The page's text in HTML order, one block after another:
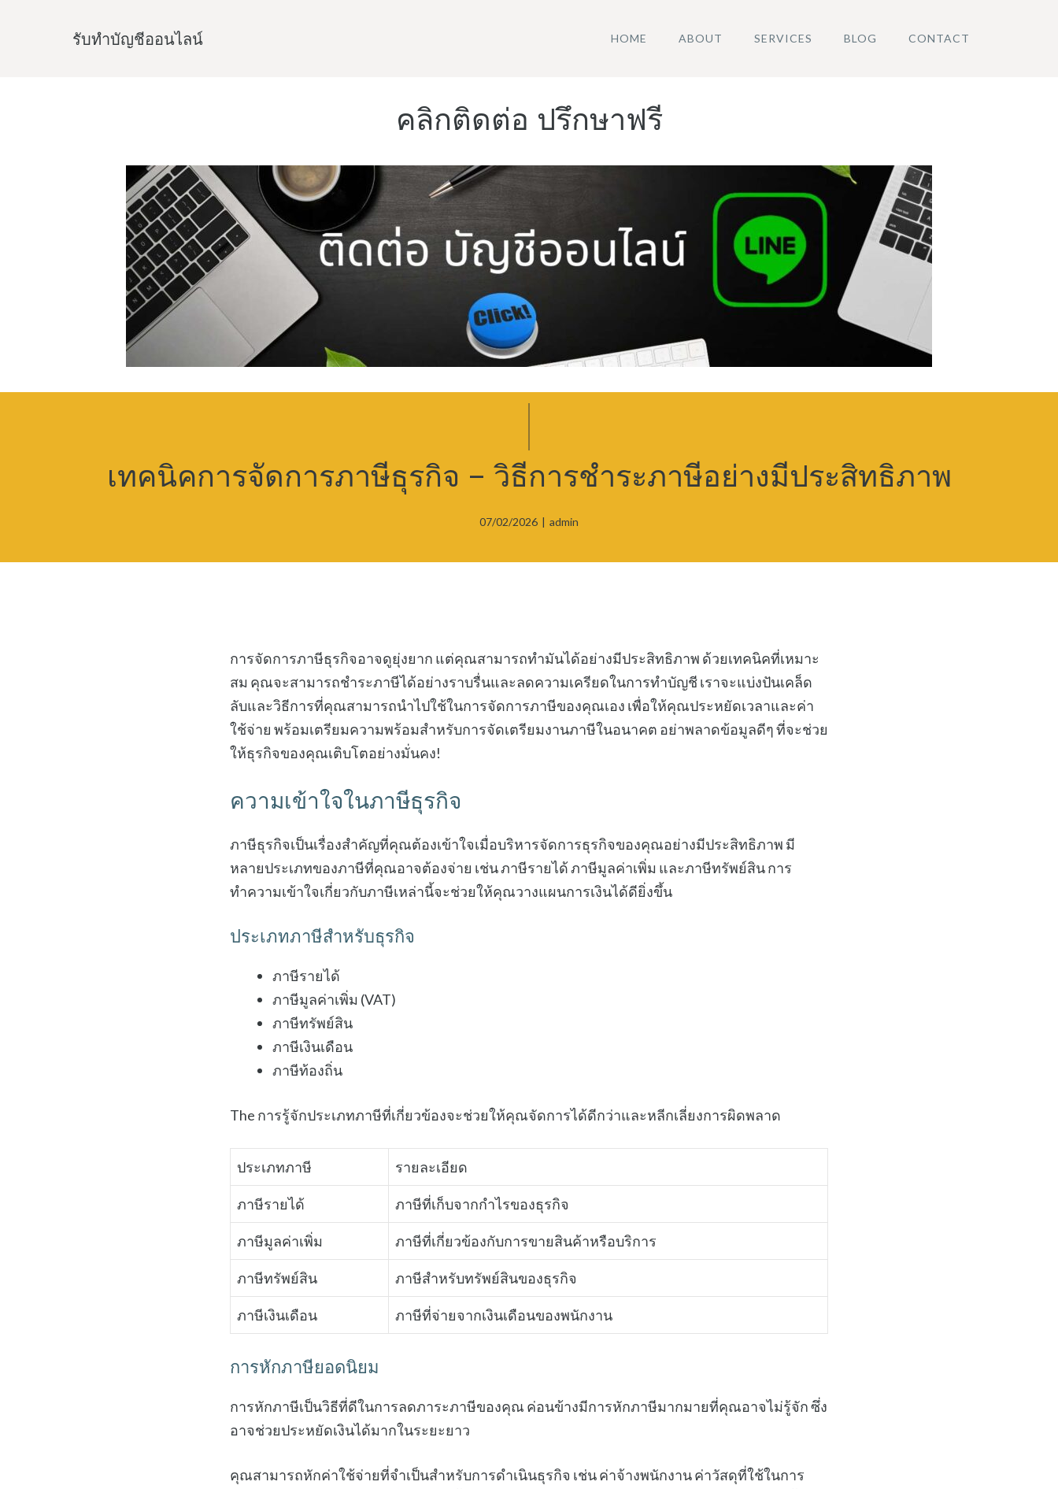
รับทําบัญชีออนไลน์ HOME ABOUT SERVICES BLOG CONTACT
คลิกติดต่อ ปรึกษาฟรี
เทคนิคการจัดการภาษีธุรกิจ – วิธีการชำระภาษีอย่างมีประสิทธิภาพ
07/02/2026 | admin
การจัดการภาษีธุรกิจอาจดูยุ่งยาก แต่คุณสามารถทำมันได้อย่างมีประสิทธิภาพ ด้วยเทคนิคที่เหมาะ
สม คุณจะสามารถชำระภาษีได้อย่างราบรื่นและลดความเครียดในการทำบัญชี เราจะแบ่งปันเคล็ด
ลับและวิธีการที่คุณสามารถนำไปใช้ในการจัดการภาษีของคุณเอง เพื่อให้คุณประหยัดเวลาและค่า
ใช้จ่าย พร้อมเตรียมความพร้อมสำหรับการจัดเตรียมงานภาษีในอนาคต อย่าพลาดข้อมูลดีๆ ที่จะช่วย
ให้ธุรกิจของคุณเติบโตอย่างมั่นคง!
ความเข้าใจในภาษีธุรกิจ
ภาษีธุรกิจเป็นเรื่องสำคัญที่คุณต้องเข้าใจเมื่อบริหารจัดการธุรกิจของคุณอย่างมีประสิทธิภาพ มี
หลายประเภทของภาษีที่คุณอาจต้องจ่าย เช่น ภาษีรายได้ ภาษีมูลค่าเพิ่ม และภาษีทรัพย์สิน การ
ทำความเข้าใจเกี่ยวกับภาษีเหล่านี้จะช่วยให้คุณวางแผนการเงินได้ดียิ่งขึ้น
ประเภทภาษีสำหรับธุรกิจ
ภาษีรายได้
ภาษีมูลค่าเพิ่ม (VAT)
ภาษีทรัพย์สิน
ภาษีเงินเดือน
ภาษีท้องถิ่น
The การรู้จักประเภทภาษีที่เกี่ยวข้องจะช่วยให้คุณจัดการได้ดีกว่าและหลีกเลี่ยงการผิดพลาด
ประเภทภาษี รายละเอียด
ภาษีรายได้ ภาษีที่เก็บจากกำไรของธุรกิจ
ภาษีมูลค่าเพิ่ม ภาษีที่เกี่ยวข้องกับการขายสินค้าหรือบริการ
ภาษีทรัพย์สิน ภาษีสำหรับทรัพย์สินของธุรกิจ
ภาษีเงินเดือน ภาษีที่จ่ายจากเงินเดือนของพนักงาน
การหักภาษียอดนิยม
การหักภาษีเป็นวิธีที่ดีในการลดภาระภาษีของคุณ ค่อนข้างมีการหักภาษีมากมายที่คุณอาจไม่รู้จัก ซึ่ง
อาจช่วยประหยัดเงินได้มากในระยะยาว
คุณสามารถหักค่าใช้จ่ายที่จำเป็นสำหรับการดำเนินธุรกิจ เช่น ค่าจ้างพนักงาน ค่าวัสดุที่ใช้ในการ